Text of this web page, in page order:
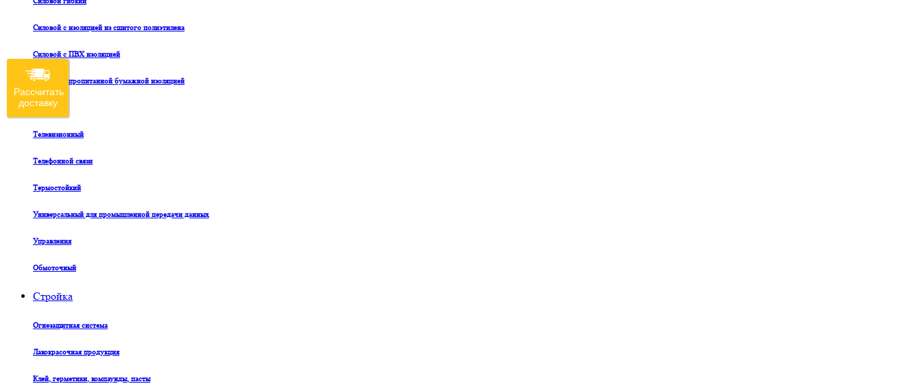
Силовой с изоляцией из сшитого полиэтилена
Силовой с ПВХ изоляцией
Силовой с пропитанной бумажной изоляцией
Судовой
Телевизионный
Телефонной связи
Термостойкий
Универсальный для промышленной передачи данных
Управления
Обмоточный
Стройка
Огнезащитная система
Лакокрасочная продукция
Клей, герметики, компаунды, пасты
Рассчитать
доставку